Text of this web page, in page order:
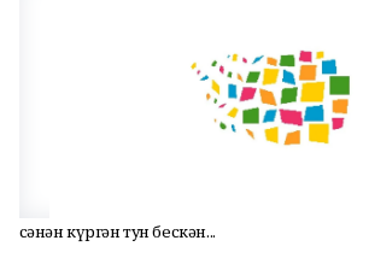
Әсәнән күргән тун бескән...